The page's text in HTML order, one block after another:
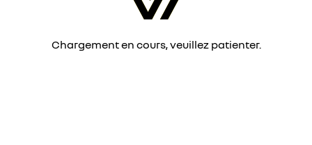
Chargement en cours, veuillez patienter.